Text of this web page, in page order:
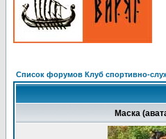
Список форумов Клуб спортивно-
Маска